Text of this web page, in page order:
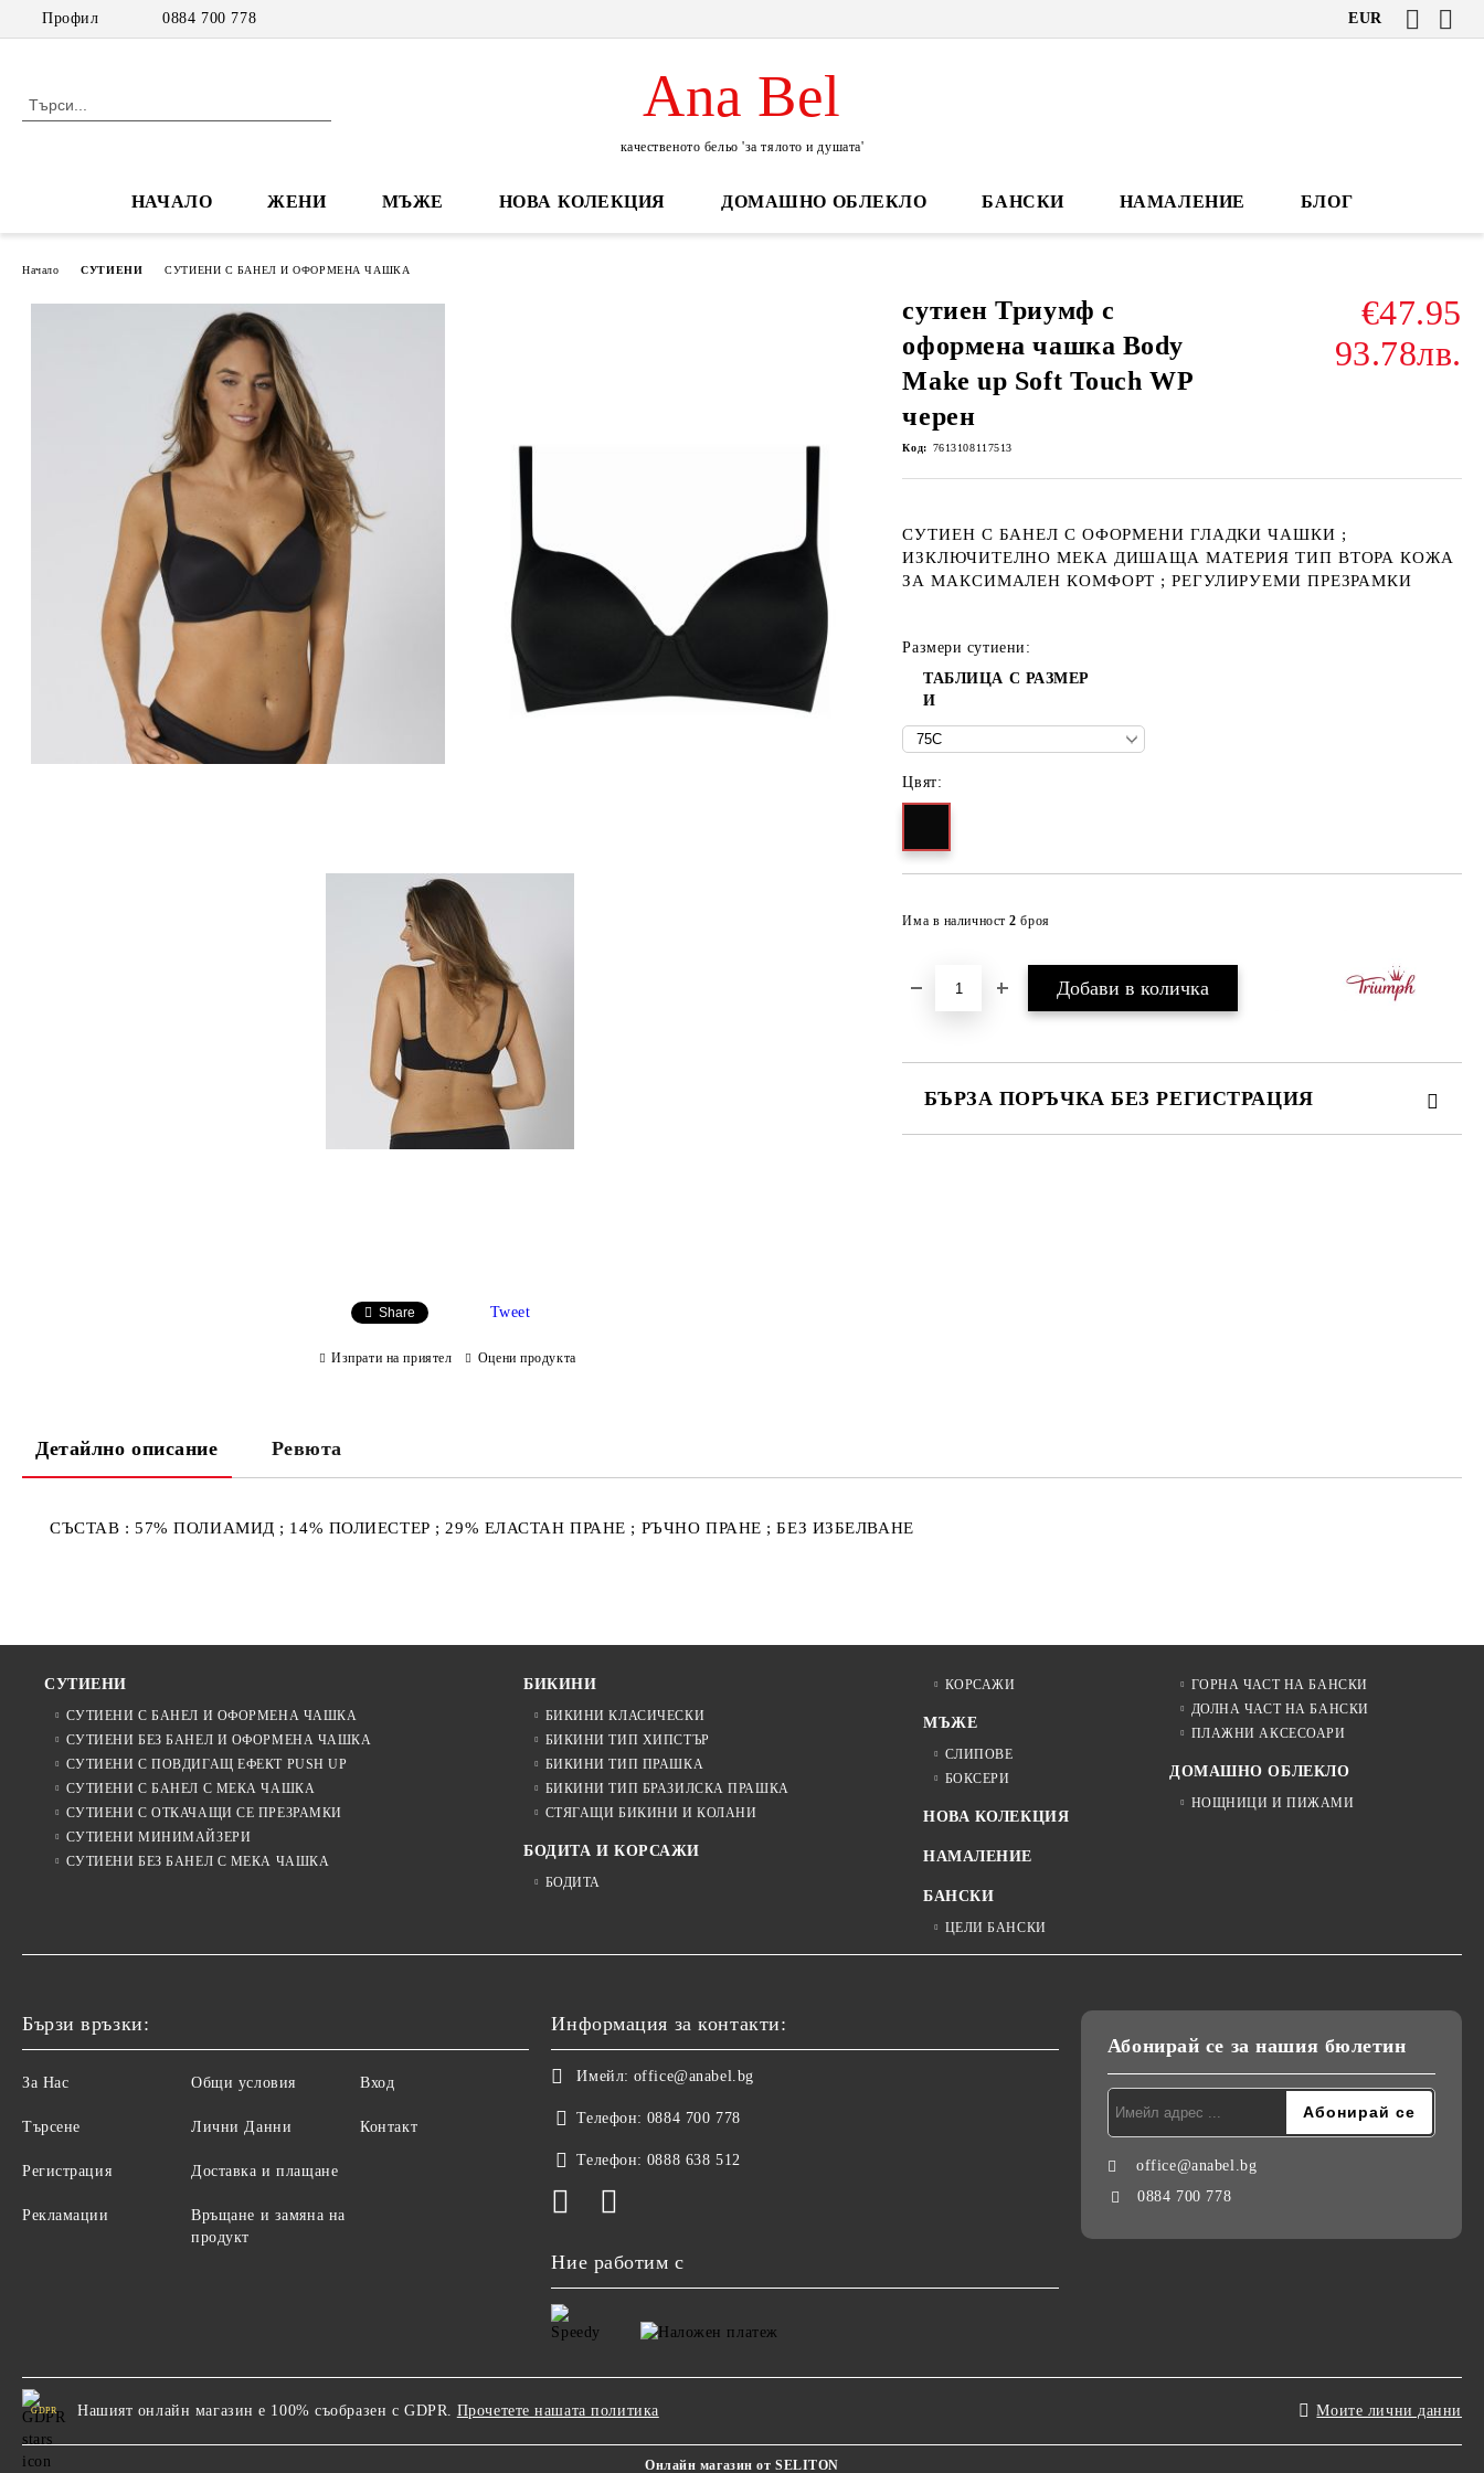
Профил 0884 700 778 EUR
Ana Bel
качественото бельо 'за тялото и душата'
НАЧАЛО ЖЕНИ МЪЖЕ НОВА КОЛЕКЦИЯ ДОМАШНО ОБЛЕКЛО БАНСКИ НАМАЛЕНИЕ БЛОГ
Начало СУТИЕНИ СУТИЕНИ С БАНЕЛ И ОФОРМЕНА ЧАШКА
сутиен Триумф с
оформена чашка Body
Make up Soft Touch WP
черен
€47.95
93.78лв.
Код: 7613108117513
СУТИЕН С БАНЕЛ С ОФОРМЕНИ ГЛАДКИ ЧАШКИ ;
ИЗКЛЮЧИТЕЛНО МЕКА ДИШАЩА МАТЕРИЯ ТИП ВТОРА КОЖА
ЗА МАКСИМАЛЕН КОМФОРТ ; РЕГУЛИРУЕМИ ПРЕЗРАМКИ
Размери сутиени:
ТАБЛИЦА С РАЗМЕР
И
Цвят:
Има в наличност2 броя
БЪРЗА ПОРЪЧКА БЕЗ РЕГИСТРАЦИЯ
Share Tweet
Изпрати на приятел Оцени продукта
Детайлно описание Ревюта
СЪСТАВ : 57% ПОЛИАМИД ; 14% ПОЛИЕСТЕР ; 29% ЕЛАСТАН ПРАНЕ ; РЪЧНО ПРАНЕ ; БЕЗ ИЗБЕЛВАНЕ
СУТИЕНИ
СУТИЕНИ С БАНЕЛ И ОФОРМЕНА ЧАШКА
СУТИЕНИ БЕЗ БАНЕЛ И ОФОРМЕНА ЧАШКА
СУТИЕНИ С ПОВДИГАЩ ЕФЕКТ PUSH UP
СУТИЕНИ С БАНЕЛ С МЕКА ЧАШКА
СУТИЕНИ С ОТКАЧАЩИ СЕ ПРЕЗРАМКИ
СУТИЕНИ МИНИМАЙЗЕРИ
СУТИЕНИ БЕЗ БАНЕЛ С МЕКА ЧАШКА
БИКИНИ
БИКИНИ КЛАСИЧЕСКИ
БИКИНИ ТИП ХИПСТЪР
БИКИНИ ТИП ПРАШКА
БИКИНИ ТИП БРАЗИЛСКА ПРАШКА
СТЯГАЩИ БИКИНИ И КОЛАНИ
БОДИТА И КОРСАЖИ
БОДИТА
КОРСАЖИ
МЪЖЕ
СЛИПОВЕ
БОКСЕРИ
НОВА КОЛЕКЦИЯ
НАМАЛЕНИЕ
БАНСКИ
ЦЕЛИ БАНСКИ
ГОРНА ЧАСТ НА БАНСКИ
ДОЛНА ЧАСТ НА БАНСКИ
ПЛАЖНИ АКСЕСОАРИ
ДОМАШНО ОБЛЕКЛО
НОЩНИЦИ И ПИЖАМИ
Бързи връзки:
За Нас
Търсене
Регистрация
Рекламации
Общи условия
Лични Данни
Доставка и плащане
Връщане и замяна на
продукт
Вход
Контакт
Информация за контакти:
Имейл: office@anabel.bg
Телефон: 0884 700 778
Телефон: 0888 638 512
Ние работим с
Абонирай се за нашия бюлетин
office@anabel.bg
0884 700 778
GDPR Нашият онлайн магазин е 100% съобразен с GDPR. Прочетете нашата политика Моите лични данни
Онлайн магазин от SELITON